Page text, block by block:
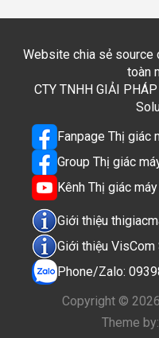
Website chia sẻ source
toàn
CTY TNHH GIẢI
Fanpage Thị giác
Group Thị giác
Kênh Thị giác
Giới thiệu
Giới thiệu
Phone/Zalo:
Copyright © 2026
Theme by: